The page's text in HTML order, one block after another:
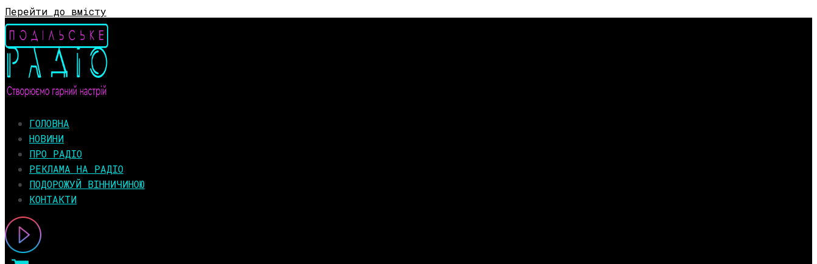
Перейти до вмісту
ГОЛОВНА
НОВИНИ
ПРО РАДІО
РЕКЛАМА НА РАДІО
ПОДОРОЖУЙ ВІННИЧИНОЮ
КОНТАКТИ